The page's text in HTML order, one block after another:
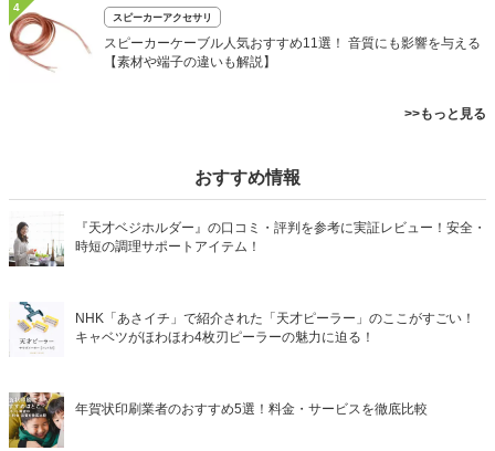
4
スピーカーアクセサリ
スピーカーケーブル人気おすすめ11選！ 音質にも影響を与える
【素材や端子の違いも解説】
>>もっと見る
おすすめ情報
『天才ベジホルダー』の口コミ・評判を参考に実証レビュー！安全・
時短の調理サポートアイテム！
NHK「あさイチ」で紹介された「天才ピーラー」のここがすごい！
キャベツがほわほわ4枚刃ピーラーの魅力に迫る！
年賀状印刷業者のおすすめ5選！料金・サービスを徹底比較